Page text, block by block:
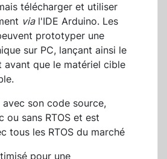
télécharger et utiliser
vial'IDE Arduino. Les
prototyper une
sur PC, lançant ainsi le
avant que le matériel cible
son code source,
ou sans RTOS et est
tous les RTOS du marché
pour une